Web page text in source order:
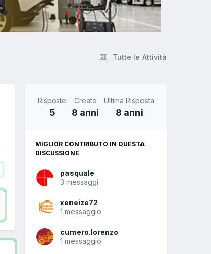
Tutte le Attività
Risposte
5
Creato
8 anni
Ultima Risposta
8 anni
MIGLIOR CONTRIBUTO IN QUESTA
DISCUSSIONE
pasquale
3 messaggi
xeneize72
1 messaggio
cumero.lorenzo
1 messaggio